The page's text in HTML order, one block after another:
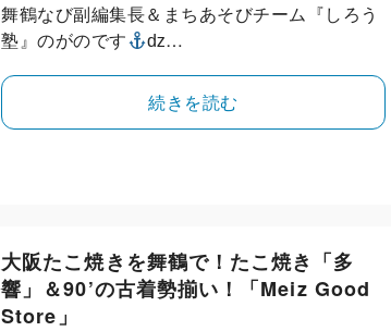
舞鶴なび副編集長＆まちあそびチーム『しろう
塾』のがのです
ǳ…
続きを読む
大阪たこ焼きを舞鶴で！たこ焼き「多
響」＆90’の古着勢揃い！「Meiz Good
Store」